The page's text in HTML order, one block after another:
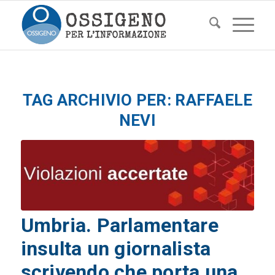
TAG ARCHIVIO PER: RAFFAELE
NEVI
Umbria. Parlamentare
insulta un giornalista